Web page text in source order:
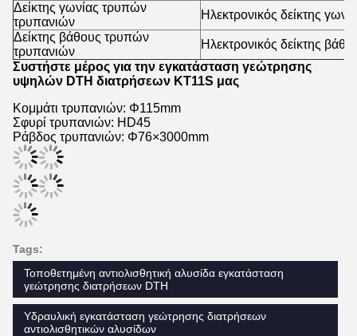
Δείκτης γωνίας τρυπών
τρυπανιών
Ηλεκτρονικός δείκτης
Δείκτης βάθους τρυπών
τρυπανιών
Ηλεκτρονικός δείκτης
Συστήστε μέρος για την εγκατάσταση γεώτρησης
υψηλών DTH διατρήσεων KT11S μας
Κομμάτι τρυπανιών: Φ115mm
Σφυρί τρυπανιών: HD45
Ράβδος τρυπανιών: Φ76×3000mm
Tags:
Τοποθετημένη αντιολισθητική αλυσίδα εγκατάσταση
γεώτρησης διατρήσεων DTH
Υδραυλική εγκατάσταση γεώτρησης διατρήσεων
αντιολισθητικών αλυσίδων